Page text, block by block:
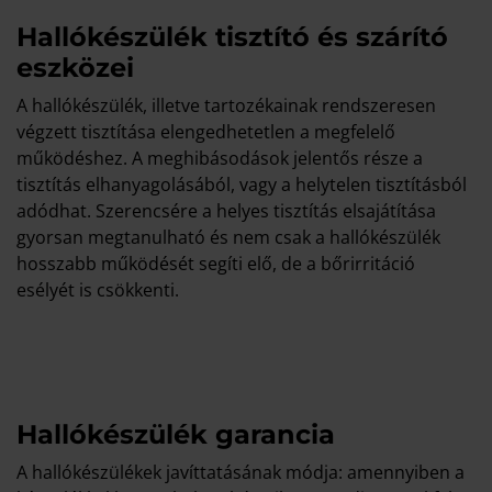
Hallókészülék tisztító és szárító
eszközei
A hallókészülék, illetve tartozékainak rendszeresen
végzett tisztítása elengedhetetlen a megfelelő
működéshez. A meghibásodások jelentős része a
tisztítás elhanyagolásából, vagy a helytelen tisztításból
adódhat. Szerencsére a helyes tisztítás elsajátítása
gyorsan megtanulható és nem csak a hallókészülék
hosszabb működését segíti elő, de a bőrirritáció
esélyét is csökkenti.
Hallókészülék garancia
A hallókészülékek javíttatásának módja: amennyiben a